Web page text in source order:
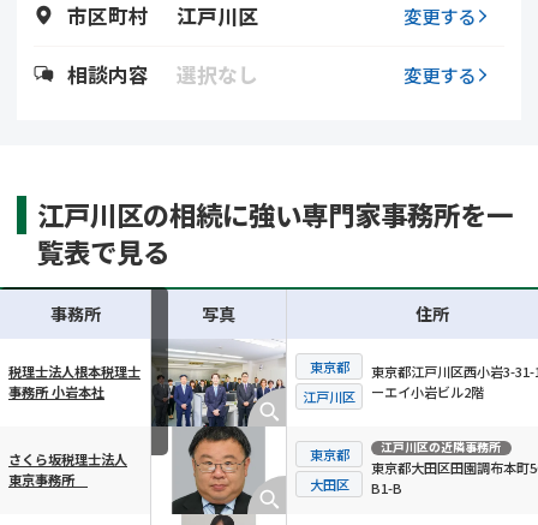
市区町村 江戸川区 変更する
相談内容 選択なし 変更する
江戸川区の相続に強い専門家事務所を一
覧表で見る
横スクロール可能
事務所 写真 住所
税理士法人根本税理士
事務所 小岩本社
東京都
江戸川区
東京都江戸川区西小岩3-31-
ーエイ小岩ビル2階
さくら坂税理士法人
東京事務所
東京都
大田区
江戸川区の近隣事務所
東京都大田区田園調布本町
B1-B